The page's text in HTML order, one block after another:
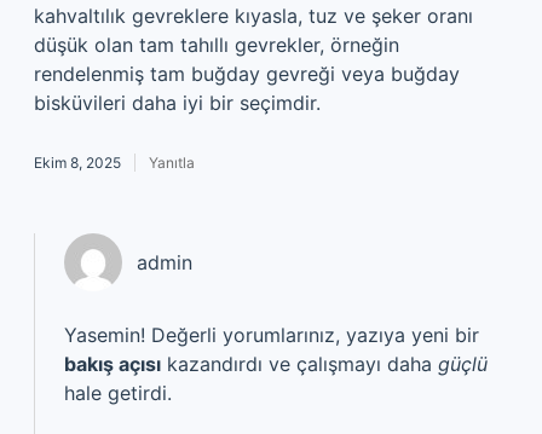
kahvaltılık gevreklere kıyasla, tuz ve şeker oranı
düşük olan tam tahıllı gevrekler, örneğin
rendelenmiş tam buğday gevreği veya buğday
bisküvileri daha iyi bir seçimdir.
Ekim 8, 2025 Yanıtla
admin
Yasemin! Değerli yorumlarınız, yazıya yeni bir
bakış açısı kazandırdı ve çalışmayı daha güçlü
hale getirdi.